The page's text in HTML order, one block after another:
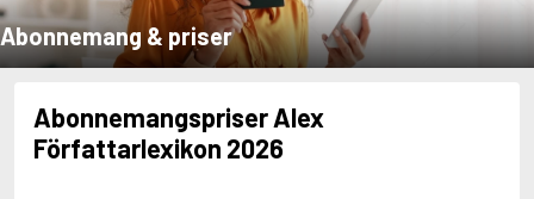
Abonnemang & priser
Abonnemangspriser Alex
Författarlexikon 2026